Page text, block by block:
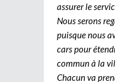
assurer le
Nous serons
puisque nous
cars pour
commun à la
Chacun va